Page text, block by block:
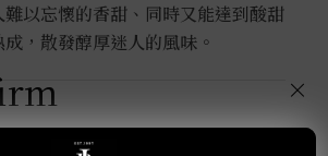
以忘懷的香甜、同時又能達到酸甜
，散發醇厚迷人的風味。
×